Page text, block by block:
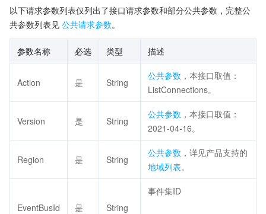
以下请求参数列表仅列出了接口请求参数和部分公共参数，完整公
共参数列表见 公共请求参数。
参数名称 必选 类型 描述
Action 是 String
公共参数 ，本接口取值：
ListConnections。
Version 是 String
公共参数 ，本接口取值：
2021-04-16。
Region 是 String
公共参数 ，详见产品支持的
地域列表。
EventBusId 是 String
事件集ID